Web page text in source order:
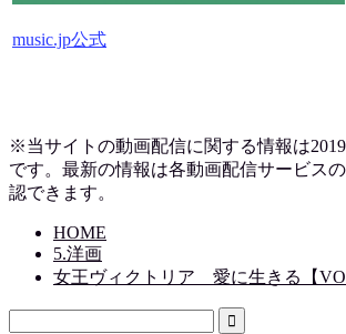
music.jp公式
※当サイトの動画配信に関する情報は2019
です。最新の情報は各動画配信サービス
認できます。
HOME
5.洋画
女王ヴィクトリア 愛に生きる【